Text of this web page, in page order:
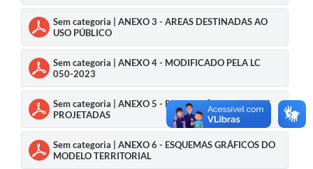
Sem categoria | ANEXO 3 - AREAS DESTINADAS AO
USO PÚBLICO
Sem categoria | ANEXO 4 - MODIFICADO PELA LC
050-2023
Sem categoria | ANEXO 5 - PERFIL VIÁRIO DAS VIAS
PROJETADAS
Sem categoria | ANEXO 6 - ESQUEMAS GRÁFICOS DO
MODELO TERRITORIAL